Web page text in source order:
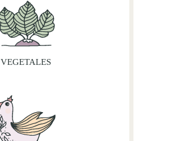
VEGETALES